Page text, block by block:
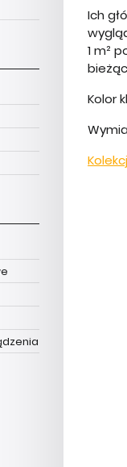
Ich
1 m²
Kolor